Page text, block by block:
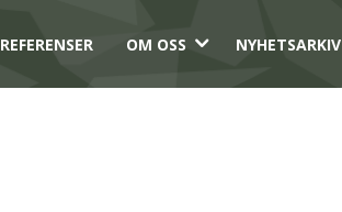
REFERENSER OM OSS 3 NYHETSARKIV